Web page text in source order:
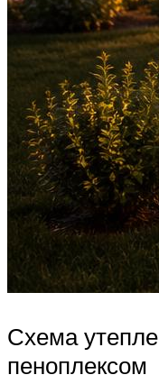
Схема
пеноплексом